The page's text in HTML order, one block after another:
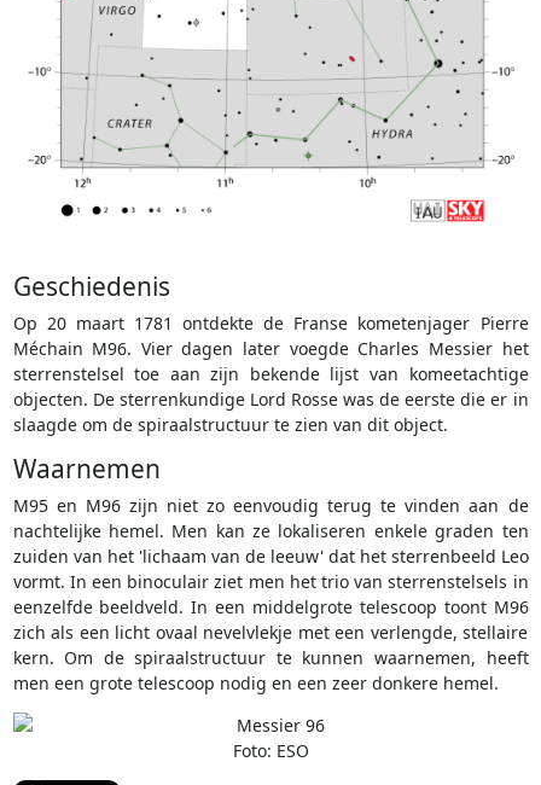
Geschiedenis
Op 20 maart 1781 ontdekte de Franse kometenjager Pierre
Méchain M96. Vier dagen later voegde Charles Messier het
sterrenstelsel toe aan zijn bekende lijst van komeetachtige
objecten. De sterrenkundige Lord Rosse was de eerste die er in
slaagde om de spiraalstructuur te zien van dit object.
Waarnemen
M95 en M96 zijn niet zo eenvoudig terug te vinden aan de
nachtelijke hemel. Men kan ze lokaliseren enkele graden ten
zuiden van het 'lichaam van de leeuw' dat het sterrenbeeld Leo
vormt. In een binoculair ziet men het trio van sterrenstelsels in
eenzelfde beeldveld. In een middelgrote telescoop toont M96
zich als een licht ovaal nevelvlekje met een verlengde, stellaire
kern. Om de spiraalstructuur te kunnen waarnemen, heeft
men een grote telescoop nodig en een zeer donkere hemel.
Foto: ESO